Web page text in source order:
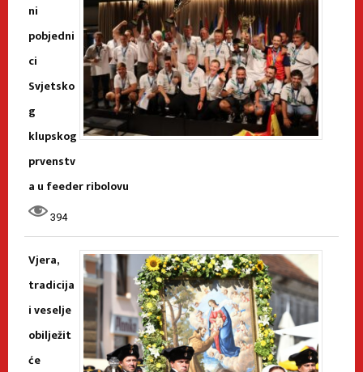
ni
pobjedni
ci
Svjetsko
g
klupskog
prvenstv
a u feeder ribolovu
394
Vjera,
tradicija
i veselje
obilježit
će